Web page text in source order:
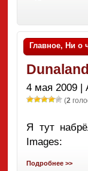
Главное, Ни о
Dunaland
4 мая 2009 |
(2
Я тут
Images:
Подробнее >>